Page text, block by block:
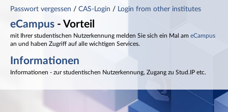
Passwort vergessen / CAS-Login / Login from other institutes
eCampus - Vorteil
mit Ihrer studentischen Nutzerkennung melden Sie sich ein Mal am eCampus
an und haben Zugriff auf alle wichtigen Services.
Informationen
Informationen - zur studentischen Nutzerkennung, Zugang zu Stud.IP etc.